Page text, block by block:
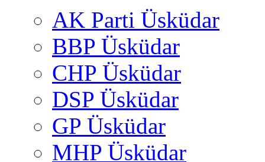
AK Parti Üsküdar
BBP Üsküdar
CHP Üsküdar
DSP Üsküdar
GP Üsküdar
MHP Üsküdar